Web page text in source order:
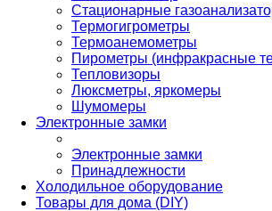
Стационарные
Термогигрометры
Термоанемометры
Пирометры (инфракрасные
Тепловизоры
Люксметры, яркомеры
Шумомеры
Электронные замки
Электронные замки
Принадлежности
Холодильное оборудование
Товары для дома (DIY)